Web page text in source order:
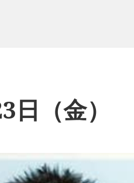
（金）